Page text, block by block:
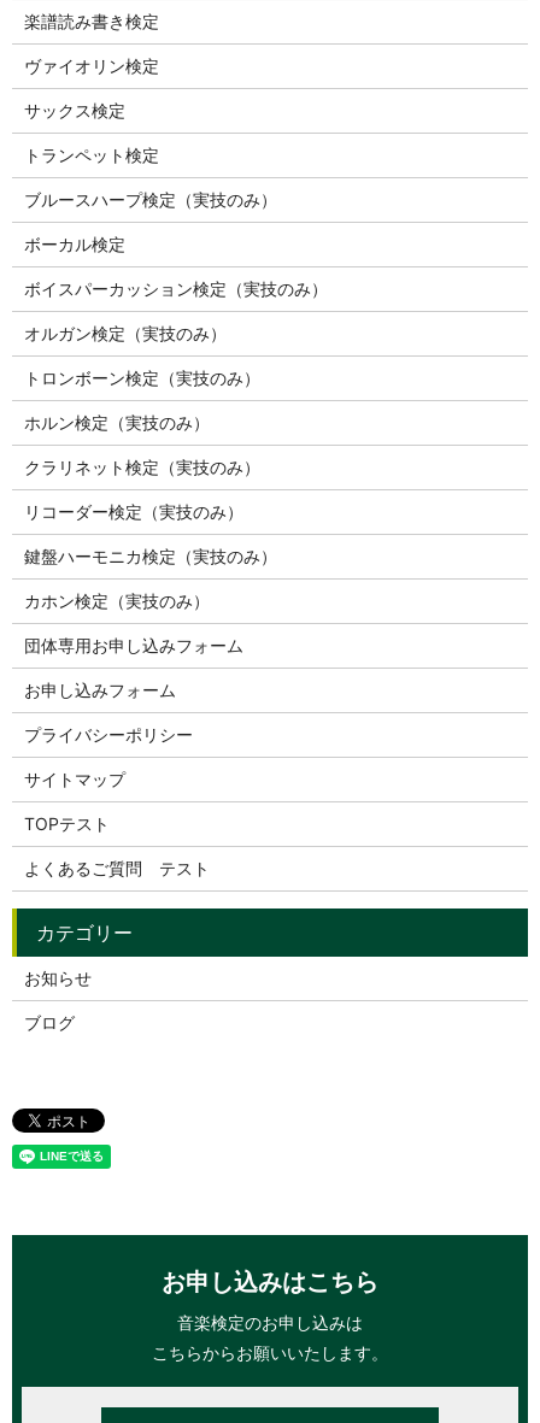
楽譜読み書き検定
ヴァイオリン検定
サックス検定
トランペット検定
ブルースハープ検定（実技のみ）
ボーカル検定
ボイスパーカッション検定（実技のみ）
オルガン検定（実技のみ）
トロンボーン検定（実技のみ）
ホルン検定（実技のみ）
クラリネット検定（実技のみ）
リコーダー検定（実技のみ）
鍵盤ハーモニカ検定（実技のみ）
カホン検定（実技のみ）
団体専用お申し込みフォーム
お申し込みフォーム
プライバシーポリシー
サイトマップ
TOPテスト
よくあるご質問 テスト
お知らせ
ブログ
お申し込みはこちら
音楽検定のお申し込みは
こちらからお願いいたします。